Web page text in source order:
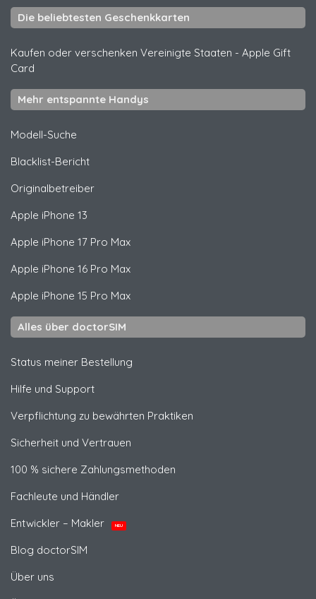
Die beliebtesten Geschenkkarten
Kaufen oder verschenken Vereinigte Staaten - Apple Gift
Card
Mehr entspannte Handys
Modell-Suche
Blacklist-Bericht
Originalbetreiber
Apple iPhone 13
Apple iPhone 17 Pro Max
Apple iPhone 16 Pro Max
Apple iPhone 15 Pro Max
Alles über doctorSIM
Status meiner Bestellung
Hilfe und Support
Verpflichtung zu bewährten Praktiken
Sicherheit und Vertrauen
100 % sichere Zahlungsmethoden
Fachleute und Händler
Entwickler – Makler
NEU
Blog doctorSIM
Über uns